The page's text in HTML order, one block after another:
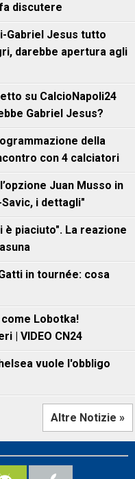
discutere
Gabriel Jesus tutto
darebbe apertura agli
su CalcioNapoli24
Gabriel Jesus?
della
con 4 calciatori
Juan Musso in
i dettagli"
è piaciuto". La reazione
in tournée: cosa
Lobotka!
| VIDEO CN24
vuole l'obbligo
Altre Notizie »